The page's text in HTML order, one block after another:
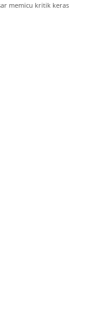
memicu kritik keras